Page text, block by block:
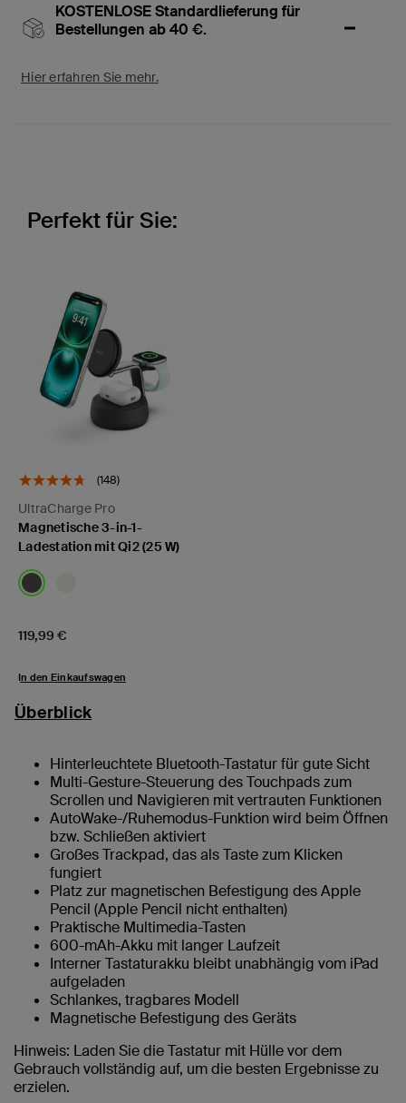
KOSTENLOSE Standardlieferung für
Bestellungen ab 40 €.
Hier erfahren Sie mehr.
Perfekt für Sie:
(148)
UltraCharge Pro
Magnetische 3-in-1-
Ladestation mit Qi2 (25 W)
Price:
119,99 €
In den Einkaufswagen
Überblick
Hinterleuchtete Bluetooth-Tastatur für gute Sicht
Multi-Gesture-Steuerung des Touchpads zum
Scrollen und Navigieren mit vertrauten Funktionen
AutoWake-/Ruhemodus-Funktion wird beim Öffnen
bzw. Schließen aktiviert
Großes Trackpad, das als Taste zum Klicken
fungiert
Platz zur magnetischen Befestigung des Apple
Pencil (Apple Pencil nicht enthalten)
Praktische Multimedia-Tasten
600-mAh-Akku mit langer Laufzeit
Interner Tastaturakku bleibt unabhängig vom iPad
aufgeladen
Schlankes, tragbares Modell
Magnetische Befestigung des Geräts
Hinweis: Laden Sie die Tastatur mit Hülle vor dem
Gebrauch vollständig auf, um die besten Ergebnisse zu
erzielen.